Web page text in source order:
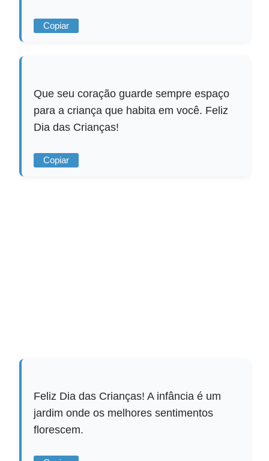
Copiar
Que seu coração guarde sempre espaço
para a criança que habita em você. Feliz
Dia das Crianças!
Copiar
Feliz Dia das Crianças! A infância é um
jardim onde os melhores sentimentos
florescem.